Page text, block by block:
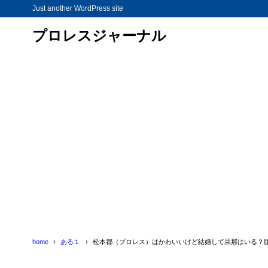
Just another WordPress site
プロレスジャーナル
home ある１ 松本都（プロレス）はかわいいけど結婚して旦那はいる？